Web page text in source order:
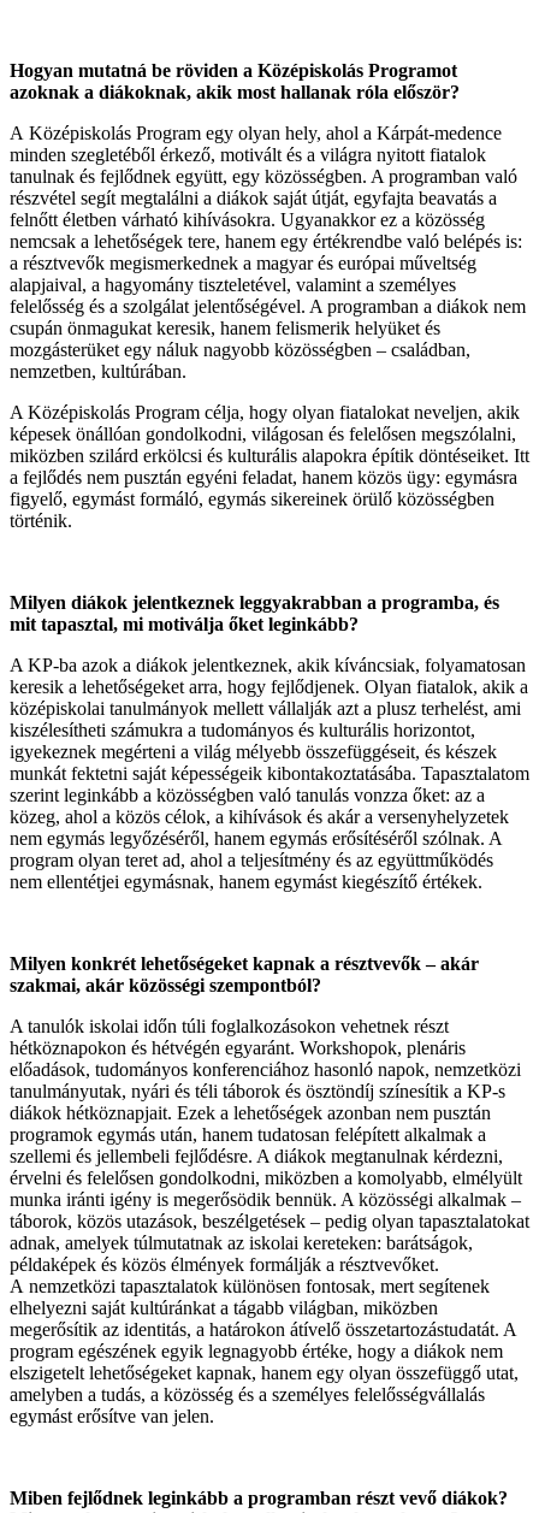
Hogyan mutatná be röviden a Középiskolás Programot
azoknak a diákoknak, akik most hallanak róla először?
A Középiskolás Program egy olyan hely, ahol a Kárpát-medence
minden szegletéből érkező, motivált és a világra nyitott fiatalok
tanulnak és fejlődnek együtt, egy közösségben. A programban való
részvétel segít megtalálni a diákok saját útját, egyfajta beavatás a
felnőtt életben várható kihívásokra. Ugyanakkor ez a közösség
nemcsak a lehetőségek tere, hanem egy értékrendbe való belépés is:
a résztvevők megismerkednek a magyar és európai műveltség
alapjaival, a hagyomány tiszteletével, valamint a személyes
felelősség és a szolgálat jelentőségével. A programban a diákok nem
csupán önmagukat keresik, hanem felismerik helyüket és
mozgásterüket egy náluk nagyobb közösségben – családban,
nemzetben, kultúrában.
A Középiskolás Program célja, hogy olyan fiatalokat neveljen, akik
képesek önállóan gondolkodni, világosan és felelősen megszólalni,
miközben szilárd erkölcsi és kulturális alapokra építik döntéseiket. Itt
a fejlődés nem pusztán egyéni feladat, hanem közös ügy: egymásra
figyelő, egymást formáló, egymás sikereinek örülő közösségben
történik.
Milyen diákok jelentkeznek leggyakrabban a programba, és
mit tapasztal, mi motiválja őket leginkább?
A KP-ba azok a diákok jelentkeznek, akik kíváncsiak, folyamatosan
keresik a lehetőségeket arra, hogy fejlődjenek. Olyan fiatalok, akik a
középiskolai tanulmányok mellett vállalják azt a plusz terhelést, ami
kiszélesítheti számukra a tudományos és kulturális horizontot,
igyekeznek megérteni a világ mélyebb összefüggéseit, és készek
munkát fektetni saját képességeik kibontakoztatásába. Tapasztalatom
szerint leginkább a közösségben való tanulás vonzza őket: az a
közeg, ahol a közös célok, a kihívások és akár a versenyhelyzetek
nem egymás legyőzéséről, hanem egymás erősítéséről szólnak. A
program olyan teret ad, ahol a teljesítmény és az együttműködés
nem ellentétjei egymásnak, hanem egymást kiegészítő értékek.
Milyen konkrét lehetőségeket kapnak a résztvevők – akár
szakmai, akár közösségi szempontból?
A tanulók iskolai időn túli foglalkozásokon vehetnek részt
hétköznapokon és hétvégén egyaránt. Workshopok, plenáris
előadások, tudományos konferenciához hasonló napok, nemzetközi
tanulmányutak, nyári és téli táborok és ösztöndíj színesítik a KP-s
diákok hétköznapjait. Ezek a lehetőségek azonban nem pusztán
programok egymás után, hanem tudatosan felépített alkalmak a
szellemi és jellembeli fejlődésre. A diákok megtanulnak kérdezni,
érvelni és felelősen gondolkodni, miközben a komolyabb, elmélyült
munka iránti igény is megerősödik bennük. A közösségi alkalmak –
táborok, közös utazások, beszélgetések – pedig olyan tapasztalatokat
adnak, amelyek túlmutatnak az iskolai kereteken: barátságok,
példaképek és közös élmények formálják a résztvevőket.
A nemzetközi tapasztalatok különösen fontosak, mert segítenek
elhelyezni saját kultúránkat a tágabb világban, miközben
megerősítik az identitás, a határokon átívelő összetartozástudatát. A
program egészének egyik legnagyobb értéke, hogy a diákok nem
elszigetelt lehetőségeket kapnak, hanem egy olyan összefüggő utat,
amelyben a tudás, a közösség és a személyes felelősségvállalás
egymást erősítve van jelen.
Miben fejlődnek leginkább a programban részt vevő diákok?